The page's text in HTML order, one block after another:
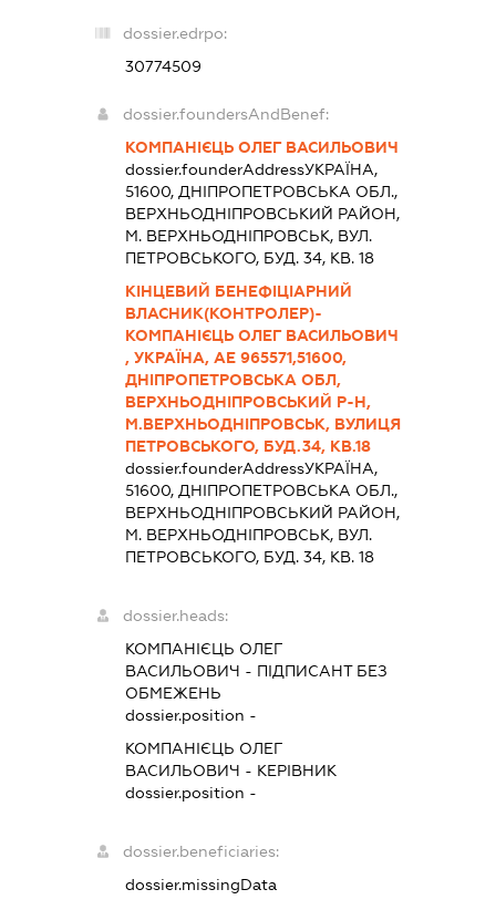
dossier.edrpo:
30774509
dossier.foundersAndBenef:
КОМПАНІЄЦЬ ОЛЕГ ВАСИЛЬОВИЧ
dossier.founderAddressУКРАЇНА,
51600, ДНIПРОПЕТРОВСЬКА ОБЛ.,
ВЕРХНЬОДНIПРОВСЬКИЙ РАЙОН,
М. ВЕРХНЬОДНІПРОВСЬК, ВУЛ.
ПЕТРОВСЬКОГО, БУД. 34, КВ. 18
КІНЦЕВИЙ БЕНЕФІЦІАРНИЙ
ВЛАСНИК(КОНТРОЛЕР)-
КОМПАНІЄЦЬ ОЛЕГ ВАСИЛЬОВИЧ
, УКРАЇНА, АЕ 965571,51600,
ДНІПРОПЕТРОВСЬКА ОБЛ,
ВЕРХНЬОДНІПРОВСЬКИЙ Р-Н,
М.ВЕРХНЬОДНІПРОВСЬК, ВУЛИЦЯ
ПЕТРОВСЬКОГО, БУД.34, КВ.18
dossier.founderAddressУКРАЇНА,
51600, ДНIПРОПЕТРОВСЬКА ОБЛ.,
ВЕРХНЬОДНIПРОВСЬКИЙ РАЙОН,
М. ВЕРХНЬОДНІПРОВСЬК, ВУЛ.
ПЕТРОВСЬКОГО, БУД. 34, КВ. 18
dossier.heads:
КОМПАНІЄЦЬ ОЛЕГ
ВАСИЛЬОВИЧ - ПІДПИСАНТБЕЗ
ОБМЕЖЕНЬ
dossier.position -
КОМПАНІЄЦЬ ОЛЕГ
ВАСИЛЬОВИЧ - КЕРІВНИК
dossier.position -
dossier.beneficiaries:
dossier.missingData